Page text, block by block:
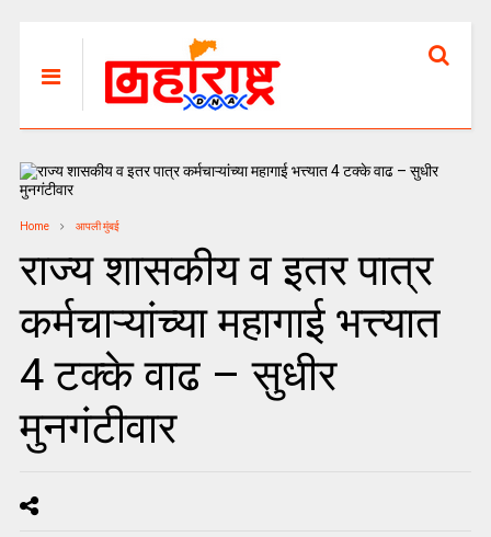
Home आपली मुंबई
राज्य शासकीय व इतर पात्र
कर्मचाऱ्यांच्या महागाई भत्त्यात
4 टक्के वाढ – सुधीर
मुनगंटीवार